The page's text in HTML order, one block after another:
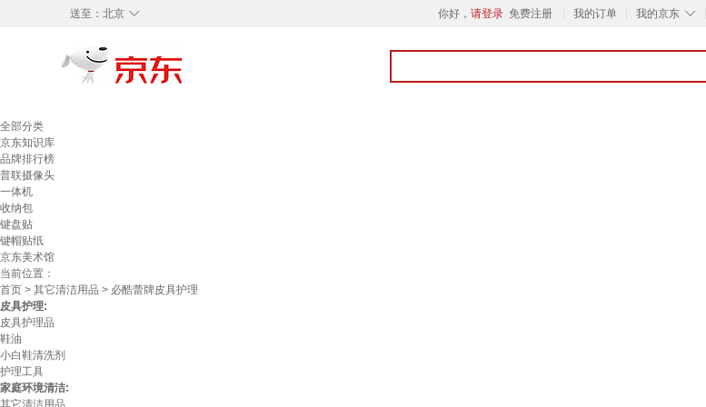
◇
送至： 北京 你好， 请登录 免费注册 我的订单 ◇
我的京东
全部分类
京东知识库
品牌排行榜
普联摄像头
一体机
收纳包
键盘贴
键帽贴纸
京东美术馆
当前位置：
首页 > 其它清洁用品 > 必酷蕾牌皮具护理
皮具护理:
皮具护理品
鞋油
小白鞋清洗剂
护理工具
家庭环境清洁:
其它清洁用品